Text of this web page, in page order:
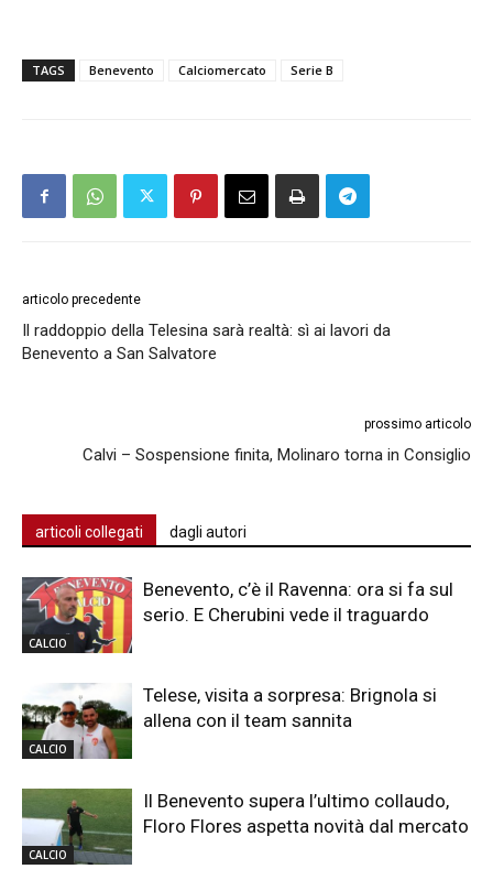
TAGS Benevento Calciomercato Serie B
articolo precedente
Il raddoppio della Telesina sarà realtà: sì ai lavori da
Benevento a San Salvatore
prossimo articolo
Calvi – Sospensione finita, Molinaro torna in Consiglio
articoli collegati dagli autori
CALCIO
Benevento, c’è il Ravenna: ora si fa sul
serio. E Cherubini vede il traguardo
CALCIO
Telese, visita a sorpresa: Brignola si
allena con il team sannita
CALCIO
Il Benevento supera l’ultimo collaudo,
Floro Flores aspetta novità dal mercato